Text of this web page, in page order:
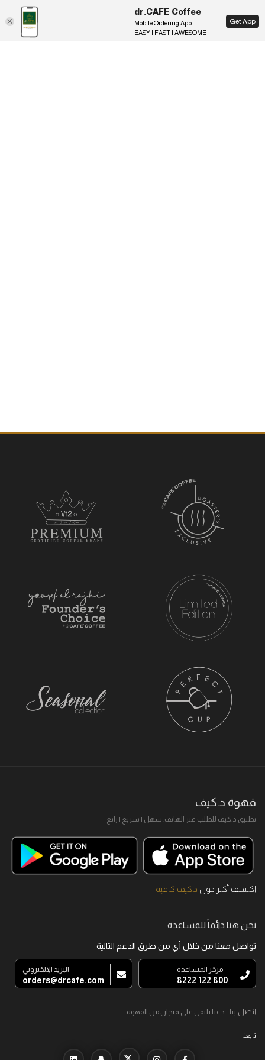
EN
قهوة د.كيف
تطبيق د.كيف للطلب عبر الهاتف. سهل I سريع I رائع
اكتشف أكثر حول د.كيف كافيه
نحن هنا دائماً للمساعدة
تواصل معنا من خلال أي من طرق الدعم التالية
مركز المساعدة
800 122 8222
البريد الإلكتروني
orders@drcafe.com
اتصل بنا - دعنا نلتقي على فنجان من القهوة
تابعنا
dr.CAFE Coffee
Mobile Ordering App
EASY | FAST | AWESOME
Get App